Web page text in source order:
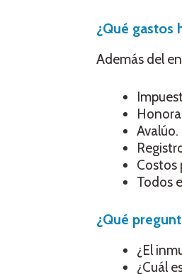
¿Qué gastos
Además del
Avalúo.
Costos
Todos
¿Qué
¿El
¿Cuál